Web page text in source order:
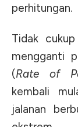
perhitungan.
Tidak
mengganti
(Rate of
kembali
jalanan